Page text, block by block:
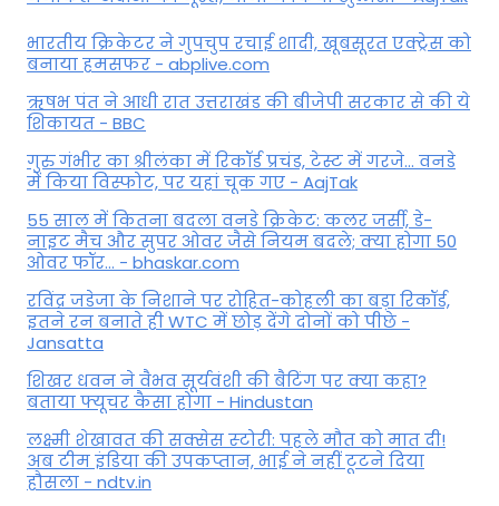
भारतीय क्रिकेटर ने गुपचुप रचाई शादी, खूबसूरत एक्ट्रेस को
बनाया हमसफर - abplive.com
ऋषभ पंत ने आधी रात उत्तराखंड की बीजेपी सरकार से की ये
शिकायत - BBC
गुरु गंभीर का श्रीलंका में र‍िकॉर्ड प्रचंड, टेस्ट में गरजे... वनडे
में किया व‍िस्फोट, पर यहां चूक गए - AajTak
55 साल में कितना बदला वनडे क्रिकेट: कलर जर्सी, डे-
नाइट मैच और सुपर ओवर जैसे नियम बदले; क्या होगा 50
ओवर फॉर... - bhaskar.com
रविंद्र जडेजा के निशाने पर रोहित-कोहली का बड़ा रिकॉर्ड,
इतने रन बनाते ही WTC में छोड़ देंगे दोनों को पीछे -
Jansatta
शिखर धवन ने वैभव सूर्यवंशी की बैटिंग पर क्या कहा?
बताया फ्यूचर कैसा होगा - Hindustan
लक्ष्मी शेखावत की सक्‍सेस स्‍टोरी: पहले मौत को मात दी!
अब टीम इंडिया की उपकप्तान, भाई ने नहीं टूटने दिया
हौसला - ndtv.in